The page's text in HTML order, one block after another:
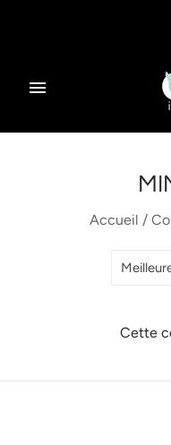
Accueil /
Cette